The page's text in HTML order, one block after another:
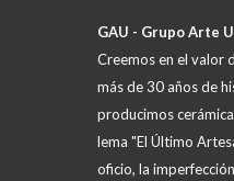
GAU - Grupo Arte
Creemos en el valor
más de 30 años de
producimos
lema "El Último
oficio, la